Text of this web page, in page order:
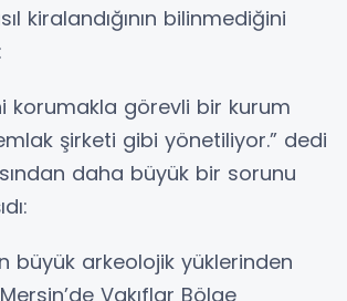
kiralandığının bilinmediğini
korumakla görevli bir kurum
şirketi gibi yönetiliyor.” dedi
daha büyük bir sorunu
büyük arkeolojik yüklerinden
Vakıflar Bölge